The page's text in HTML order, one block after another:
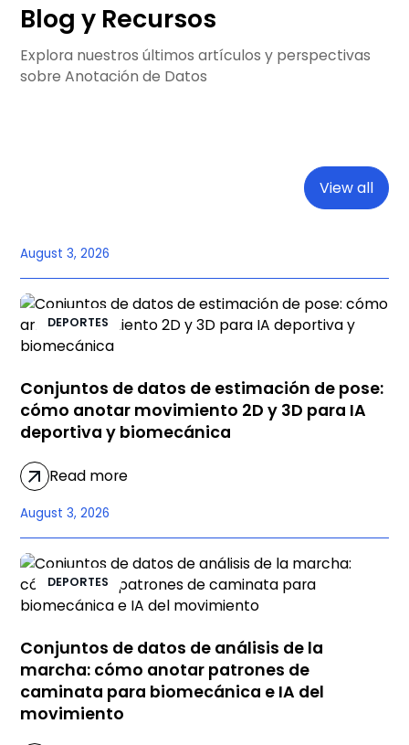
Blog y Recursos
Explora nuestros últimos artículos y perspectivas
sobre Anotación de Datos
View all
August 3, 2026
DEPORTES
Conjuntos de datos de estimación de pose:
cómo anotar movimiento 2D y 3D para IA
deportiva y biomecánica
Read more
August 3, 2026
DEPORTES
Conjuntos de datos de análisis de la
marcha: cómo anotar patrones de
caminata para biomecánica e IA del
movimiento